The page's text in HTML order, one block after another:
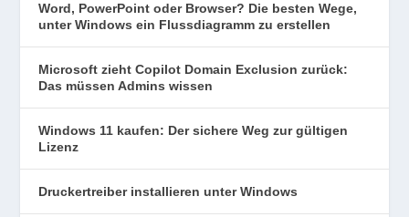
Word, PowerPoint oder Browser? Die besten Wege,
unter Windows ein Flussdiagramm zu erstellen
Microsoft zieht Copilot Domain Exclusion zurück:
Das müssen Admins wissen
Windows 11 kaufen: Der sichere Weg zur gültigen
Lizenz
Druckertreiber installieren unter Windows